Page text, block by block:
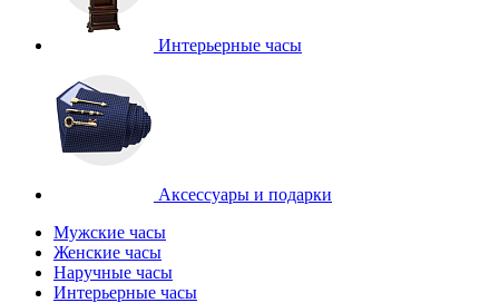
Интерьерные часы
Аксессуары и подарки
Мужские часы
Женские часы
Наручные часы
Интерьерные часы